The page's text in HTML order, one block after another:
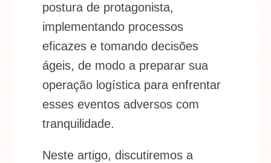
postura de protagonista,
implementando processos
eficazes e tomando decisões
ágeis, de modo a preparar sua
operação logística para enfrentar
esses eventos adversos com
tranquilidade.
Neste artigo, discutiremos a